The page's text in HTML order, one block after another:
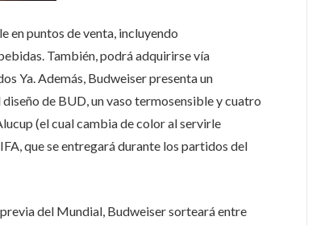
en puntos de venta, incluyendo
También, podrá adquirirse vía
Ya. Además, Budweiser presenta un
de BUD, un vaso termosensible y cuatro
(el cual cambia de color al servirle
que se entregará durante los partidos del
del Mundial, Budweiser sorteará entre